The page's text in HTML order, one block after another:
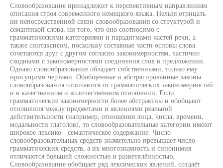
Словообразование принадлежит к перспективным направлениям
описания строя современного немецкого языка. Нельзя отрицать
ни непосредственной связи словообразования со структурой и
семантикой слова, ни того, что оно соотносимо с
грамматическими категориями и парадигмами частей речи, а
также синтаксисом, поскольку составные части основы слова
сочетаются друг с другом согласно закономерностям, частично
сходными с закономерностями соединения слов в предложении.
Однако словообразование обладает собственными, только ему
присущими чертами. Обобщённые и абстрагированные законы
словообразования отличаются от грамматических закономерностей
и в качественном и количественном отношении. Если
грамматические закономерности более абстрактны и обобщают
отношения между предметами и явлениями реальной
действительности (например, отношения лица, числа, времени,
модальности глаголов), то словообразовательные категории имеют
широкое лексико - семантическое содержание. Число
словообразовательных средств значительно превышает число
грамматических средств, а их многозначность и синонимия
отличаются большей сложностью и разветвлённостью.
Словообразование обобщает ряд лексических явлений, создаёт